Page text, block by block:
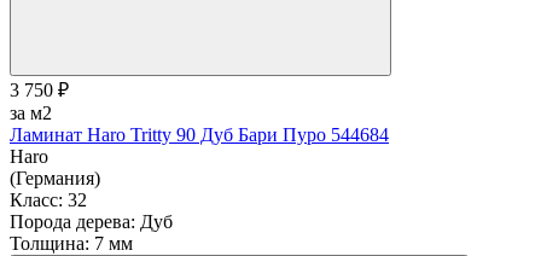
3 750 ₽
за м2
Ламинат Haro Tritty 90 Дуб Бари Пуро 544684
Haro
(Германия)
Класс: 32
Порода дерева: Дуб
Толщина: 7 мм